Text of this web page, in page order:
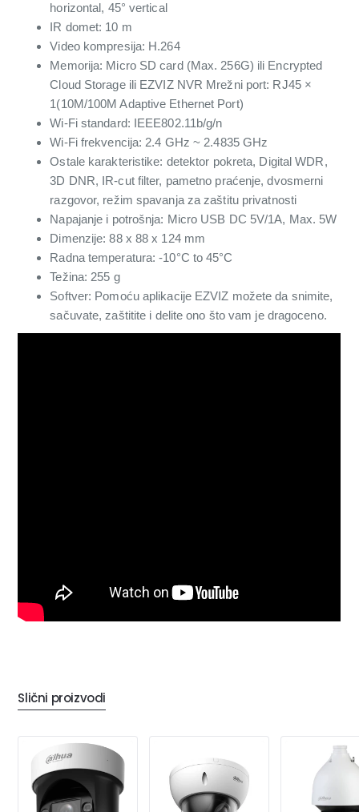
horizontal, 45° vertical
IR domet: 10 m
Video kompresija: H.264
Memorija: Micro SD card (Max. 256G) ili Encrypted
Cloud Storage ili EZVIZ NVR Mrežni port: RJ45 ×
1(10M/100M Adaptive Ethernet Port)
Wi-Fi standard: IEEE802.11b/g/n
Wi-Fi frekvencija: 2.4 GHz ~ 2.4835 GHz
Ostale karakteristike: detektor pokreta, Digital WDR,
3D DNR, IR-cut filter, pametno praćenje, dvosmerni
razgovor, režim spavanja za zaštitu privatnosti
Napajanje i potrošnja: Micro USB DC 5V/1A, Max. 5W
Dimenzije: 88 x 88 x 124 mm
Radna temperatura: -10°C to 45°C
Težina: 255 g
Softver: Pomoću aplikacije EZVIZ možete da snimite,
sačuvate, zaštitite i delite ono što vam je dragoceno.
Slični proizvodi